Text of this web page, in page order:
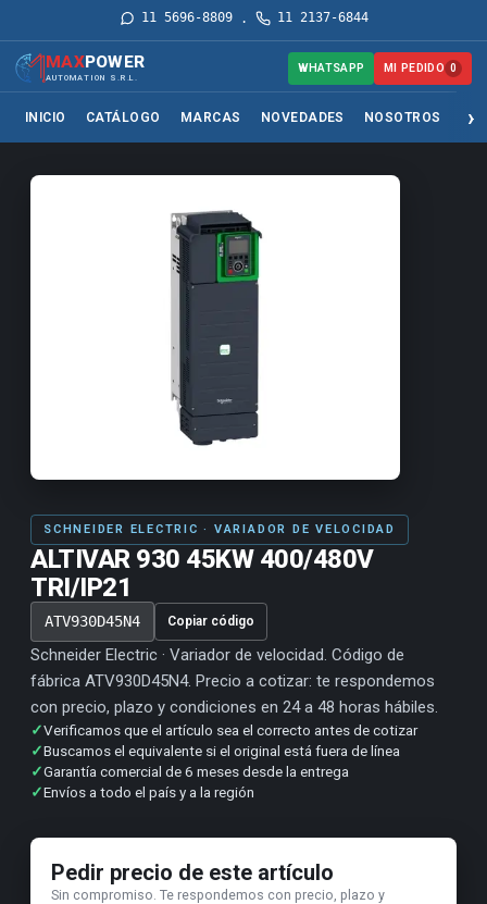
11 5696-8809· 11 2137-6844
MAXPOWER
AUTOMATION S.R.L.
INICIO CATÁLOGO MARCAS NOVEDADES NOSOTROS
WHATSAPP MI PEDIDO 0
SCHNEIDER ELECTRIC · VARIADOR DE VELOCIDAD
ALTIVAR 930 45KW 400/480V
TRI/IP21
ATV930D45N4 Copiar código
Schneider Electric · Variador de velocidad. Código de
fábrica ATV930D45N4. Precio a cotizar: te respondemos
con precio, plazo y condiciones en 24 a 48 horas hábiles.
✓Verificamos que el artículo sea el correcto antes de cotizar
✓Buscamos el equivalente si el original está fuera de línea
✓Garantía comercial de 6 meses desde la entrega
✓Envíos a todo el país y a la región
Pedir precio de este artículo
Sin compromiso. Te respondemos con precio, plazo y